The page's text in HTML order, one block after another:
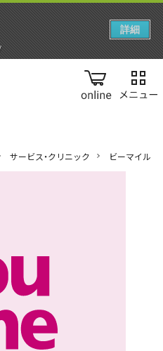
online
サービス・クリニック ビーマイル
詳細